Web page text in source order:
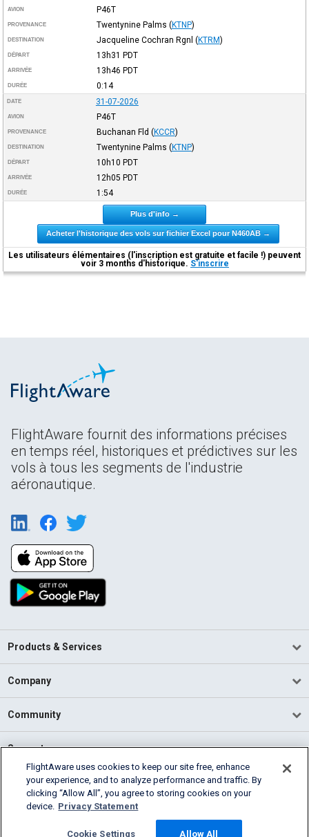
AVION P46T
PROVENANCE Twentynine Palms (KTNP)
DESTINATION Jacqueline Cochran Rgnl (KTRM)
DÉPART 13h31 PDT
ARRIVÉE 13h46 PDT
DURÉE 0:14
DATE 31-07-2026
AVION P46T
PROVENANCE Buchanan Fld (KCCR)
DESTINATION Twentynine Palms (KTNP)
DÉPART 10h10 PDT
ARRIVÉE 12h05 PDT
DURÉE 1:54
Plus d'info →
Acheter l'historique des vols sur fichier Excel pour N460AB →
Les utilisateurs élémentaires (l'inscription est gratuite et facile !) peuvent
voir 3 months d'historique. S'inscrire
FlightAware fournit des informations précises
en temps réel, historiques et prédictives sur les
vols à tous les segments de l'industrie
aéronautique.
Products & Services
Company
Community
Support
English (USA)
2026 FlightAware
Cookie Settings
FlightAware uses cookies to keep our site free, enhance
your experience, and to analyze performance and traffic. By
clicking “Allow All”, you agree to storing cookies on your
device. Privacy Statement
Cookie Settings Allow All